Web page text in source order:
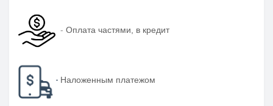
- Оплата частями, в кредит
- Наложенным платежом